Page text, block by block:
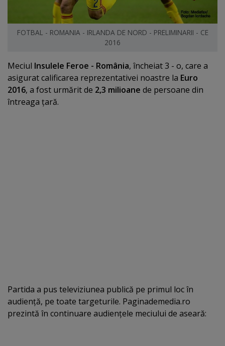
FOTBAL - ROMANIA - IRLANDA DE NORD - PRELIMINARII - CE
2016
Meciul Insulele Feroe - România, încheiat 3 - o, care a
asigurat calificarea reprezentativei noastre la Euro
2016, a fost urmărit de 2,3 milioane de persoane din
întreaga ţară.
Partida a pus televiziunea publică pe primul loc în
audienţă, pe toate targeturile. Paginademedia.ro
prezintă în continuare audienţele meciului de aseară: